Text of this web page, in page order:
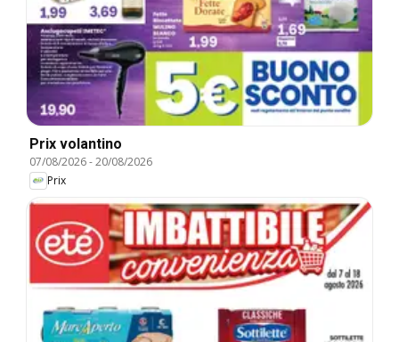
Prix volantino
07/08/2026-20/08/2026
Prix